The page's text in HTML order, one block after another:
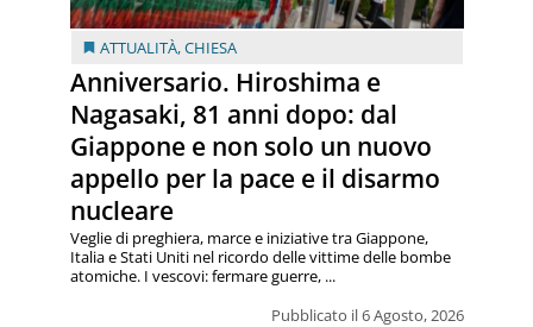
ATTUALITÀ,CHIESA
Anniversario. Hiroshima e
Nagasaki, 81 anni dopo: dal
Giappone e non solo un nuovo
appello per la pace e il disarmo
nucleare
Pubblicato il 6 Agosto, 2026
Veglie di preghiera, marce e iniziative tra Giappone,
Italia e Stati Uniti nel ricordo delle vittime delle bombe
atomiche. I vescovi: fermare guerre, ...